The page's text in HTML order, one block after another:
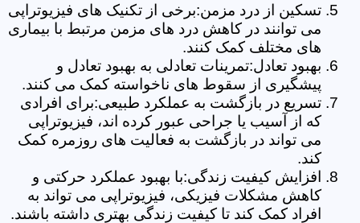
تسکین از درد مزمن:برخی از تکنیک های فیزیوتراپی
می توانند در کاهش درد های مزمن مرتبط با بیماری
های مختلف کمک کنند.
بهبود تعادل:تمرینات تعادلی به بهبود تعادل و
پیشگیری از سقوط های ناخواسته کمک می کنند.
تسریع در بازگشت به عملکرد طبیعی:برای افرادی
که از آسیب یا جراحی عبور کرده اند، فیزیوتراپی
می تواند در بازگشت به فعالیت های روزمره کمک
کند.
افزایش کیفیت زندگی:با بهبود عملکرد حرکتی و
کاهش مشکلات فیزیکی، فیزیوتراپی می تواند به
افراد کمک کند تا کیفیت زندگی بهتری داشته باشند.